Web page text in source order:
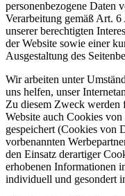
personenbezogene Daten
Verarbeitung gemäß Art.
unserer berechtigten
der Website sowie einer
Ausgestaltung des
Wir arbeiten unter
uns helfen, unser
Zu diesem Zweck werden
Website auch Cookies
gespeichert (Cookies von
vorbenannten
den Einsatz derartiger
erhobenen Informationen
individuell und gesondert